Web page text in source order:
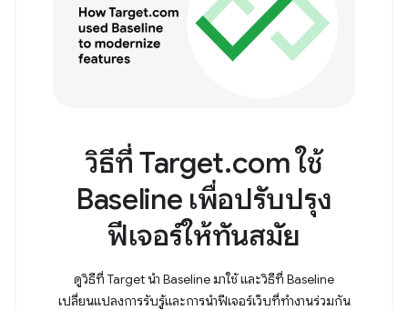
วิธีที่ Target.com ใช้
Baseline เพื่อปรับปรุง
ฟีเจอร์ให้ทันสมัย
ดูวิธีที่ Target นำ Baseline มาใช้ และวิธีที่ Baseline
เปลี่ยนแปลงการรับรู้และการนำฟีเจอร์เว็บที่ทำงานร่วมกัน